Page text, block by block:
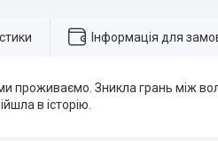
Інформація для
проживаємо. Зникла грань між
в історію.